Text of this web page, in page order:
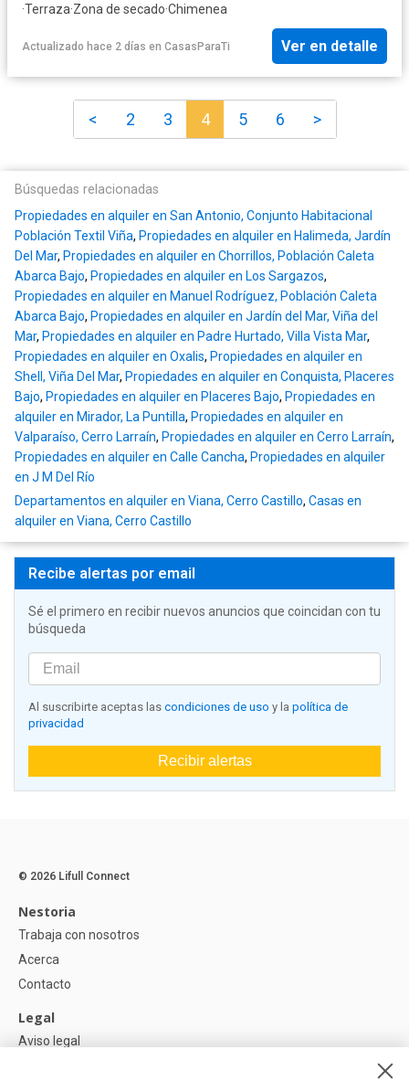
·Terraza·Zona de secado·Chimenea
Actualizado hace 2 días en CasasParaTi Ver en detalle
< 2 3 4 5 6 >
Búsquedas relacionadas
Propiedades en alquiler en San Antonio, Conjunto Habitacional
Población Textil Viña, Propiedades en alquiler en Halimeda, Jardín
Del Mar, Propiedades en alquiler en Chorrillos, Población Caleta
Abarca Bajo, Propiedades en alquiler en Los Sargazos,
Propiedades en alquiler en Manuel Rodríguez, Población Caleta
Abarca Bajo, Propiedades en alquiler en Jardín del Mar, Viña del
Mar, Propiedades en alquiler en Padre Hurtado, Villa Vista Mar,
Propiedades en alquiler en Oxalis, Propiedades en alquiler en
Shell, Viña Del Mar, Propiedades en alquiler en Conquista, Placeres
Bajo, Propiedades en alquiler en Placeres Bajo, Propiedades en
alquiler en Mirador, La Puntilla, Propiedades en alquiler en
Valparaíso, Cerro Larraín, Propiedades en alquiler en Cerro Larraín,
Propiedades en alquiler en Calle Cancha, Propiedades en alquiler
en J M Del Río
Departamentos en alquiler en Viana, Cerro Castillo, Casas en
alquiler en Viana, Cerro Castillo
Recibe alertas por email
Sé el primero en recibir nuevos anuncios que coincidan con tu
búsqueda
Al suscribirte aceptas las condiciones de uso y la política de
privacidad
Recibir alertas
© 2026 Lifull Connect
Nestoria
Trabaja con nosotros
Acerca
Contacto
Legal
Aviso legal